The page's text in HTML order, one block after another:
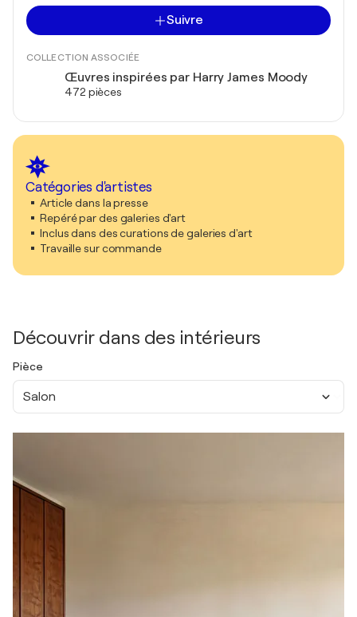
Suivre
COLLECTION ASSOCIÉE
Œuvres inspirées par Harry James Moody
472 pièces
Catégories d'artistes
Article dans la presse
Repéré par des galeries d'art
Inclus dans des curations de galeries d'art
Travaille sur commande
Découvrir dans des intérieurs
Pièce
Salon